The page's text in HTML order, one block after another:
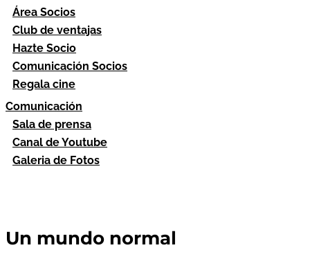
Área Socios
Club de ventajas
Hazte Socio
Comunicación Socios
Regala cine
Comunicación
Sala de prensa
Canal de Youtube
Galeria de Fotos
Un mundo normal